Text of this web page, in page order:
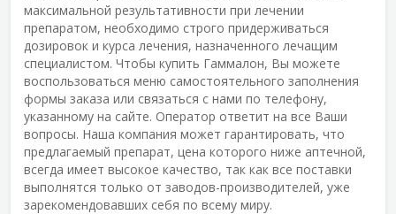
максимальной результативности при лечении
препаратом, необходимо строго придерживаться
дозировок и курса лечения, назначенного лечащим
специалистом. Чтобы купить Гаммалон, Вы можете
воспользоваться меню самостоятельного заполнения
формы заказа или связаться с нами по телефону,
указанному на сайте. Оператор ответит на все Ваши
вопросы. Наша компания может гарантировать, что
предлагаемый препарат, цена которого ниже аптечной,
всегда имеет высокое качество, так как все поставки
выполнятся только от заводов-производителей, уже
зарекомендовавших себя по всему миру.